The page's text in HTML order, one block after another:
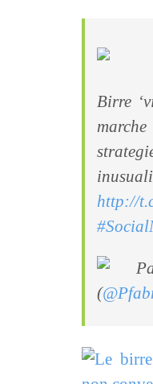
Birre
inusuali
http://
(